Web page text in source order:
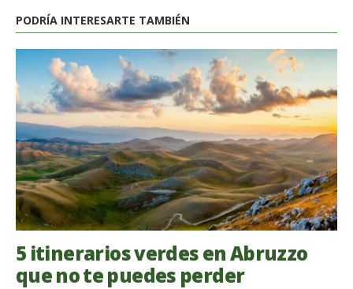
PODRÍA INTERESARTE TAMBIÉN
5 itinerarios verdes en Abruzzo
que no te puedes perder